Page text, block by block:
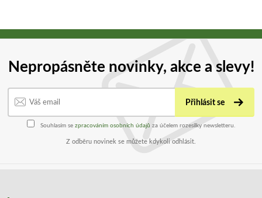
Nepropásněte novinky, akce a slevy!
Přihlásit se
Souhlasím se zpracováním osobních údajů za účelem rozesílky newsletteru.
Z odběru novinek se můžete kdykoli odhlásit.